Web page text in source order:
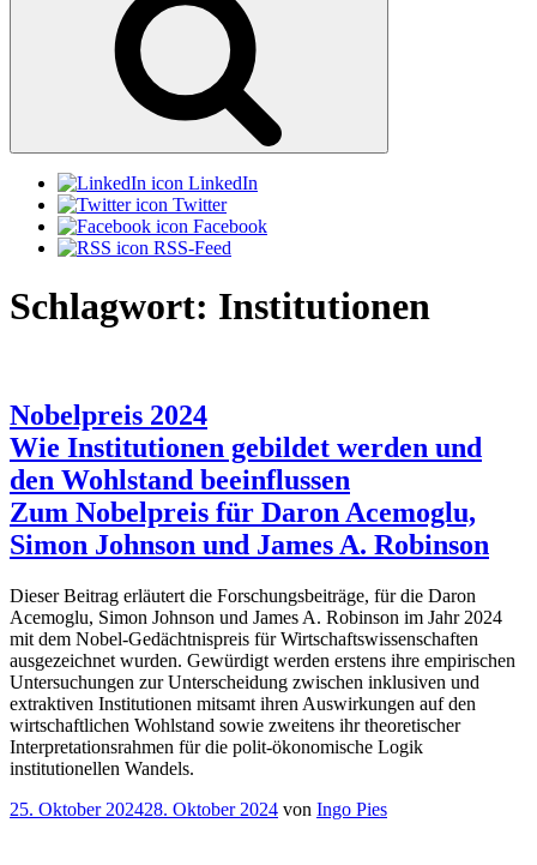
LinkedIn
Twitter
Facebook
RSS-Feed
Schlagwort: Institutionen
Nobelpreis 2024
Wie Institutionen gebildet werden und
den Wohlstand beeinflussen
Zum Nobelpreis für Daron Acemoglu,
Simon Johnson und James A. Robinson
Dieser Beitrag erläutert die Forschungsbeiträge, für die Daron
Acemoglu, Simon Johnson und James A. Robinson im Jahr 2024
mit dem Nobel-Gedächtnispreis für Wirtschaftswissenschaften
ausgezeichnet wurden. Gewürdigt werden erstens ihre empirischen
Untersuchungen zur Unterscheidung zwischen inklusiven und
extraktiven Institutionen mitsamt ihren Auswirkungen auf den
wirtschaftlichen Wohlstand sowie zweitens ihr theoretischer
Interpretationsrahmen für die polit-ökonomische Logik
institutionellen Wandels.
Veröffentlicht
25. Oktober 202428. Oktober 2024 von Ingo Pies